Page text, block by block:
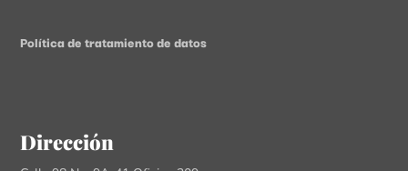
Política de tratamiento de datos
Dirección